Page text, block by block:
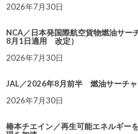
2026年7月30日
NCA／日本発国際航空貨物燃油サ
8月1日適用 改定）
2026年7月30日
JAL／2026年8月前半 燃油サーチャ
2026年7月30日
椿本チエイン／再生可能エネルギー